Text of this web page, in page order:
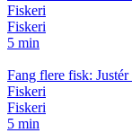
Fiskeri
Fiskeri
5 min
Fang flere fisk:
Fiskeri
Fiskeri
5 min